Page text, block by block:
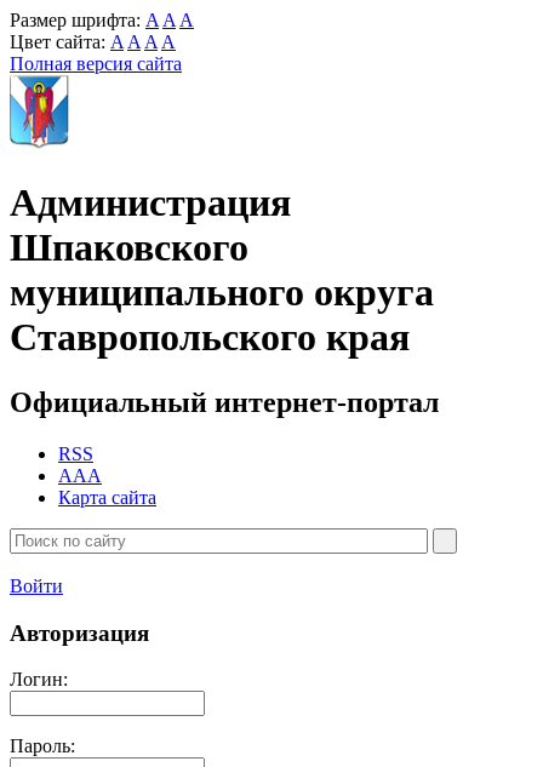
Размер шрифта: A A A
Цвет сайта: A A A A
Полная версия сайта
Администрация
Шпаковского
муниципального округа
Ставропольского края
Официальный интернет-портал
RSS
AAA
Карта сайта
Войти
Авторизация
Логин:
Пароль: